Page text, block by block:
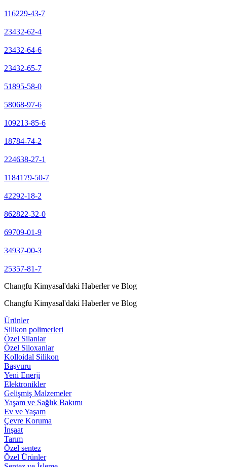
116229-43-7
23432-62-4
23432-64-6
23432-65-7
51895-58-0
58068-97-6
109213-85-6
18784-74-2
224638-27-1
1184179-50-7
42292-18-2
862822-32-0
69709-01-9
34937-00-3
25357-81-7
Changfu Kimyasal'daki Haberler ve Blog
Changfu Kimyasal'daki Haberler ve Blog
Ürünler
Silikon polimerleri
Özel Silanlar
Özel Siloxanlar
Kolloidal Silikon
Başvuru
Yeni Enerji
Elektronikler
Gelişmiş Malzemeler
Yaşam ve Sağlık Bakımı
Ev ve Yaşam
Çevre Koruma
İnşaat
Tarım
Özel sentez
Özel Ürünler